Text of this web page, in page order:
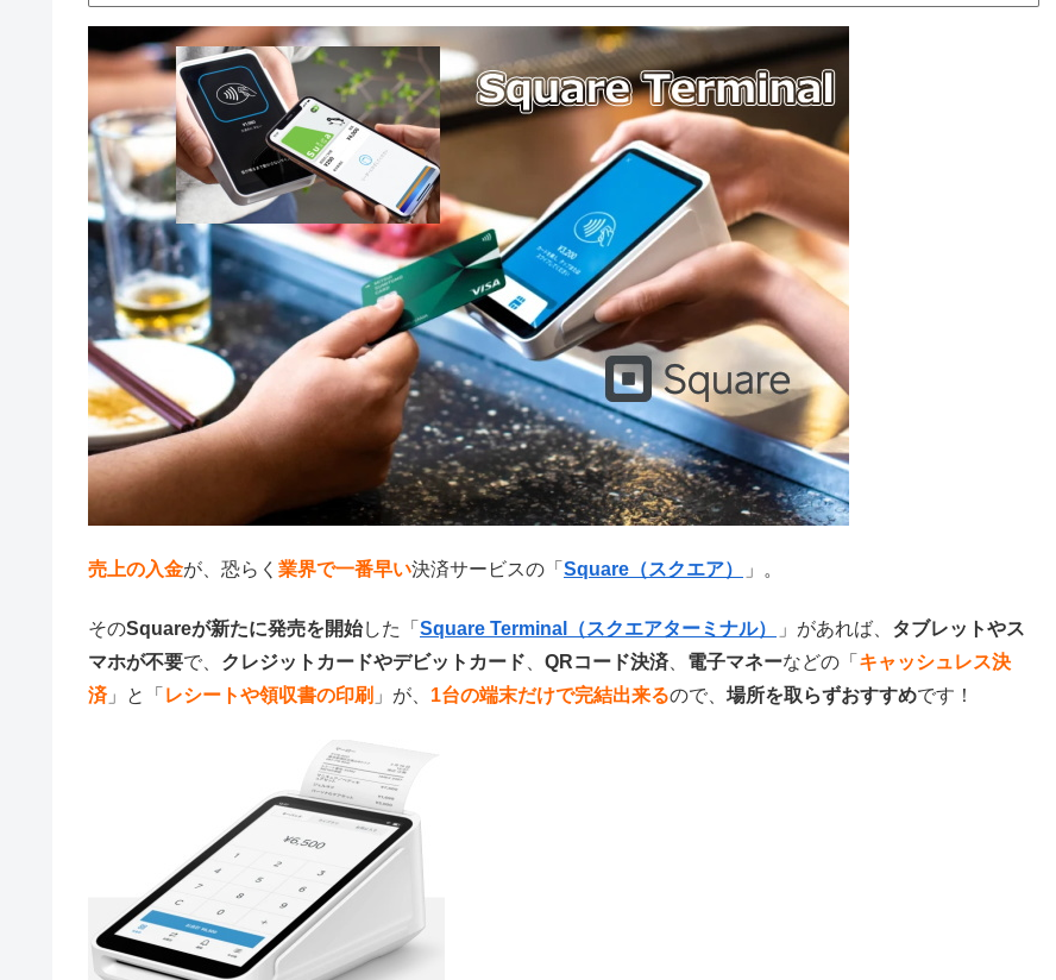
売上の入金が、恐らく 業界で一番早い決済サービスの「 Square（スクエア） 」。
そのSquareが新たに発売を開始した「 Square Terminal（スクエアターミナル） 」があれば、 タブレットやス
マホが不要で、 クレジットカードやデビットカード QRコード決済 電子マネーなどの「 キャッシュレス決
済」と「 レシートや領収書の印刷 」が、 1台の端末だけで完結出来るので、 場所を取らずおすすめです！